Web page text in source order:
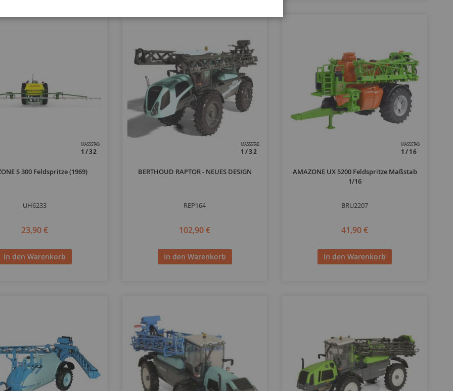
MASSSTAB
1/32
S 300 Feldspritze (1969)
UH6233
23,90 €
In den Warenkorb
MASSSTAB
1/32
BERTHOUD RAPTOR - NEUES DESIGN
REP164
102,90 €
In den Warenkorb
MASSSTAB
1/16
AMAZONE UX 5200 Feldspritze Maßstab
1/16
BRU2207
41,90 €
In den Warenkorb